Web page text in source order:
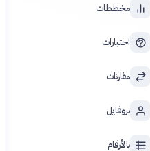
مخططات
اختبارات
مقارنات
بروفايل
بالأرقام